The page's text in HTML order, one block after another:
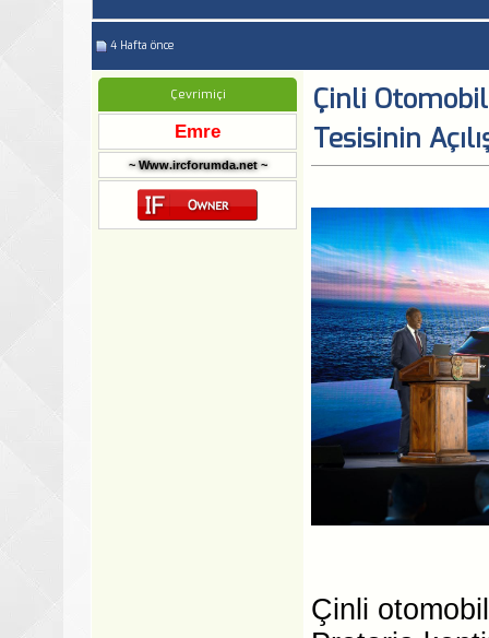
4 Hafta önce
Çevrimiçi
Emre
~ Www.ircforumda.net ~
Çinli
Tesisinin
Çinli